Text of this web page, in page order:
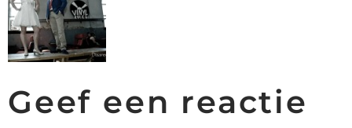
Geef een reactie